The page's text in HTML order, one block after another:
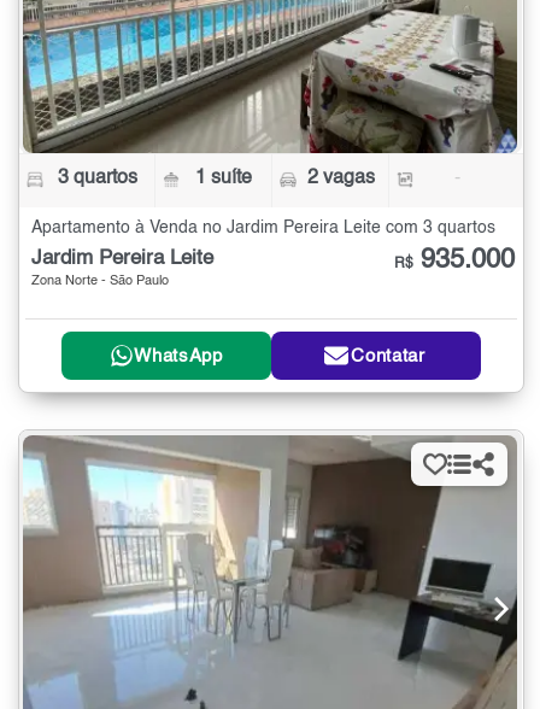
3 quartos 1 suíte 2 vagas -
Apartamento à Venda no Jardim Pereira Leite com 3 quartos
Jardim Pereira Leite
Zona Norte - São Paulo
R$ 935.000
WhatsApp Contatar